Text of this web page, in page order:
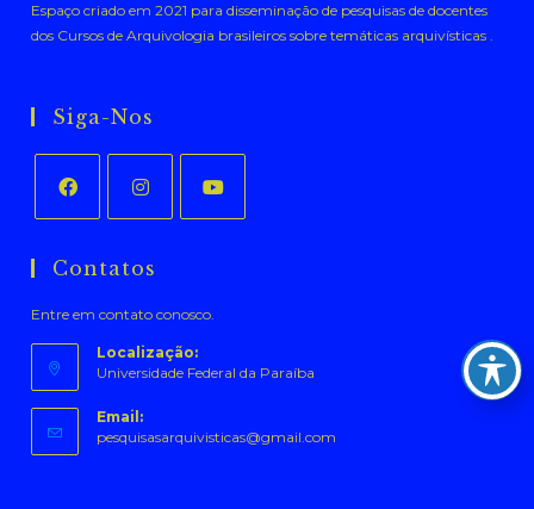
Espaço criado em 2021 para disseminação de pesquisas de docentes
dos Cursos de Arquivologia brasileiros sobre temáticas arquivísticas .
Siga-Nos
em
nova
aba
em
nova
aba
nova
aba
Contatos
Entre em contato conosco.
Localização:
Universidade Federal da Paraíba
Email:
pesquisasarquivisticas@gmail.com